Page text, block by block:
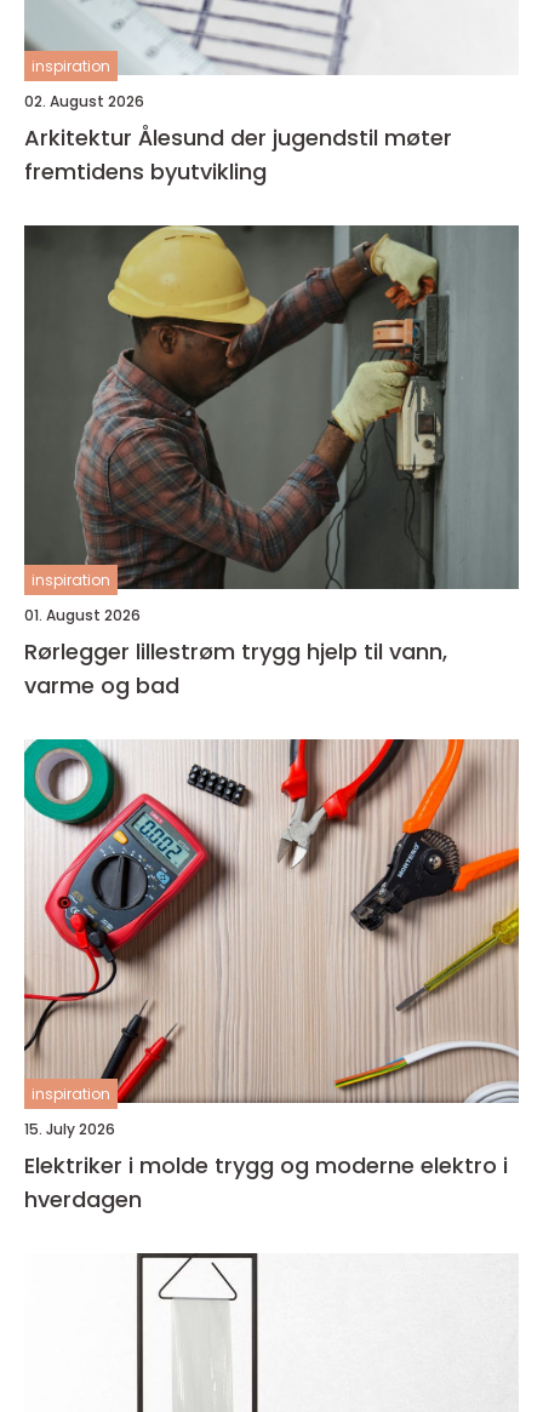
inspiration
02. August 2026
Arkitektur Ålesund der jugendstil møter
fremtidens byutvikling
inspiration
01. August 2026
Rørlegger lillestrøm trygg hjelp til vann,
varme og bad
inspiration
15. July 2026
Elektriker i molde trygg og moderne elektro i
hverdagen